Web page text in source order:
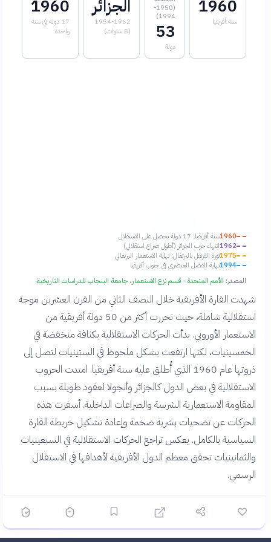
1960
سنة أفريقيا
(1950-
1994)
53
دولة
الجزائر
1954-1962
(8 سنوات)
1960
17 دولة في سنة
واحدة
1960سنة أفريقيا: 17 دولة تحصل على الاستقلال
1962انتهاء حرب الجزائر (أطول صراع استقلالي)
1975ثورة القرنفل بالبرتغال: نهاية الاستعمار البرتغالي
1994نهاية الفصل العنصري في جنوب أفريقيا
المصدر: الأمم المتحدة - قسم نزع الاستعمار، جامعة البنجاب للدراسات التاريخية
شهدت القارة الأفريقية خلال النصف الثاني من القرن العشرين موجة
استقلالية شاملة، حيث تحررت أكثر من 50 دولة أفريقية من
الاستعمار الأوروبي. بدأت الحركات الاستقلالية بكثافة منخفضة في
الخمسينيات، لكنها ارتفعت بشكل ملحوظ في الستينيات لتصل إلى
ذروتها عام 1960 الذي أُطلق عليه سنة أفريقيا. امتدت الحروب
الاستقلالية في بعض الدول كالجزائر وأنجولا لعقود طويلة بسبب
المقاومة الاستعمارية الشرسة والصراعات الداخلية. أسفرت هذه
الحركات عن تضحيات بشرية ضخمة وإعادة تشكيل خريطة القارة
السياسية بالكامل. يعكس تراجع الحركات الاستقلالية في السبعينيات
والثمانينيات تحقق معظم الدول الأفريقية لأهدافها في الاستقلال
الرسمي.